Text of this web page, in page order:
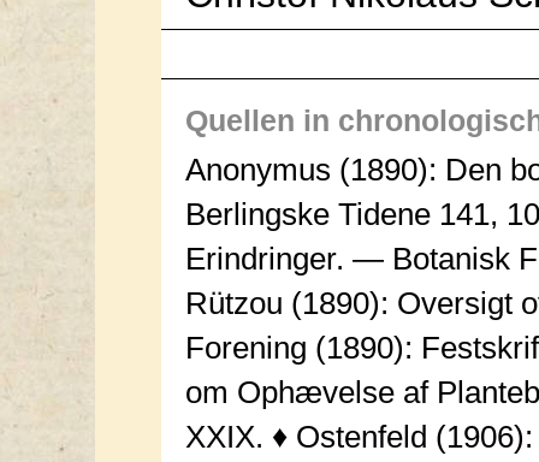
Quellen in
Anonymus (1890): Den
Berlingske Tidene 141,
Erindringer. — Botanisk
Rützou (1890): Oversigt
Forening (1890):
om Ophævelse af
XXIX. ♦ Ostenfeld